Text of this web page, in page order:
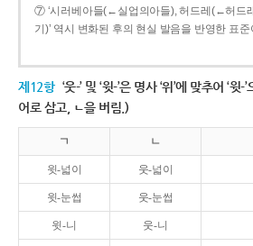
⑦ ‘시러베아들(←실업의아들), 허드레(←허드
기)’ 역시 변화된 후의 현실 발음을 반영한 표
제12항 ‘웃-’ 및 ‘윗-’은 명사 ‘위’에 맞추어 ‘
어로 삼고, ㄴ을 버림.)
ㄱ ㄴ
윗-넓이 웃-넓이
윗-눈썹 웃-눈썹
윗-니 웃-니